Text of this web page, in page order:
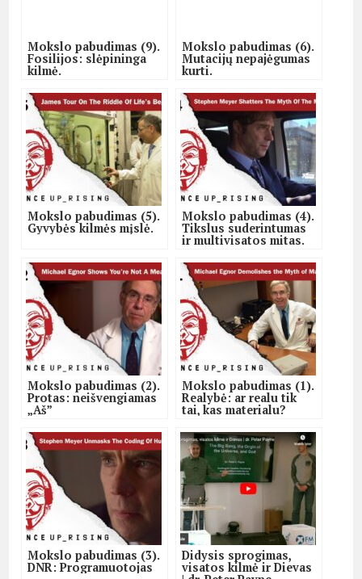
Mokslo pabudimas (9).
Fosilijos: slėpininga
kilmė.
Mokslo pabudimas (6).
Mutacijų nepajėgumas
kurti.
Mokslo pabudimas (5).
Gyvybės kilmės mįslė.
Mokslo pabudimas (4).
Tikslus suderintumas
ir multivisatos mitas.
Mokslo pabudimas (2).
Protas: neišvengiamas
„Aš”
Mokslo pabudimas (1).
Realybė: ar realu tik
tai, kas materialu?
Mokslo pabudimas (3).
DNR: Programuotojas
Didysis sprogimas,
visatos kilmė ir Dievas